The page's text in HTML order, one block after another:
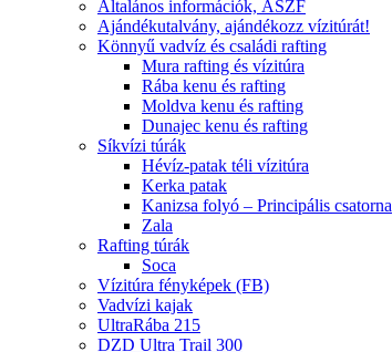
Általános információk, ÁSZF
Ajándékutalvány, ajándékozz vízitúrát!
Könnyű vadvíz és családi rafting
Mura rafting és vízitúra
Rába kenu és rafting
Moldva kenu és rafting
Dunajec kenu és rafting
Síkvízi túrák
Hévíz-patak téli vízitúra
Kerka patak
Kanizsa folyó – Principális csatorna
Zala
Rafting túrák
Soca
Vízitúra fényképek (FB)
Vadvízi kajak
UltraRába 215
DZD Ultra Trail 300